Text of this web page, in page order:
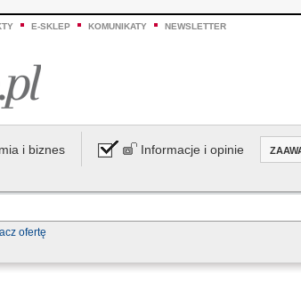
E-SKLEP KOMUNIKATY NEWSLETTER
i biznes Informacje i opinie
ofertę